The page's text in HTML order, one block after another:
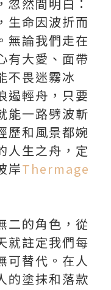
生命因波折而
無論我們走在
有大愛、面帶
不畏迷霧冰
遏輕舟，只要
能一路劈波斬
歷和風景都婉
人生之舟，定
岸Thermage
二的角色，從
就註定我們每
可替代。在人
的塗抹和落款